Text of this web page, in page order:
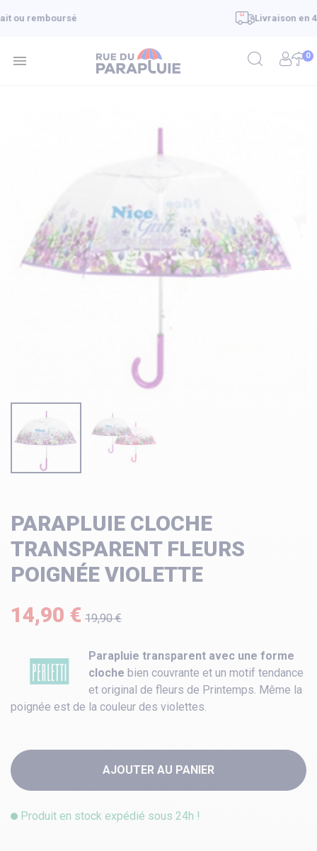
Livraison en 48h - offerte à partir de 39€
 0
PARAPLUIE CLOCHE
TRANSPARENT FLEURS
POIGNÉE VIOLETTE
14,90 € 19,90 €
Parapluie transparent avec une forme
cloche bien couvrante et un motif tendance
et original de fleurs de Printemps. Même la
poignée est de la couleur des violettes.
AJOUTER AU PANIER
Produit en stock expédié sous 24h !